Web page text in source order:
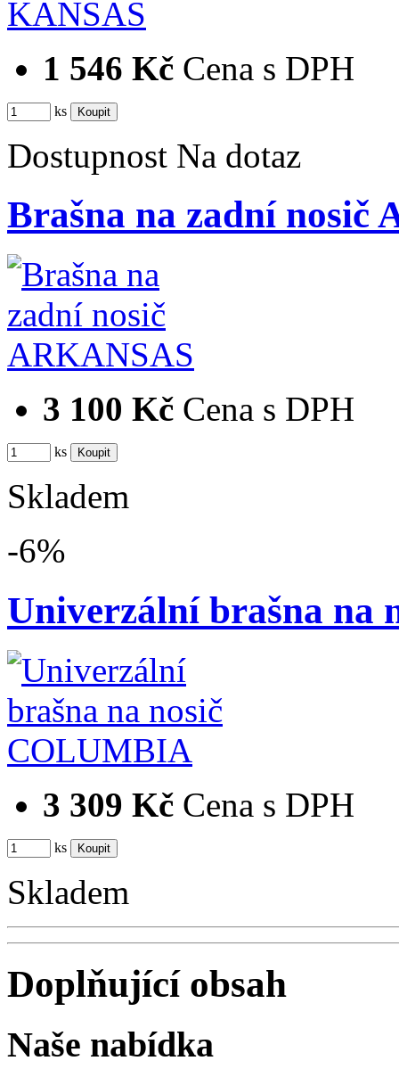
1 546 Kč Cena s DPH
ks
Dostupnost Na dotaz
Brašna na zadní nosič
3 100 Kč Cena s DPH
ks
Skladem
-6%
Univerzální brašna na
3 309 Kč Cena s DPH
ks
Skladem
Doplňující obsah
Naše nabídka